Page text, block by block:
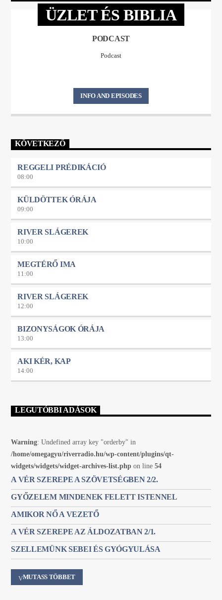
ÜZLET ÉS BIBLIA
PODCAST
Podcast
INFO AND EPISODES
KÖVETKEZŐ
REGGELI PRÉDIKÁCIÓ
08:00
KÜLDÖTTEK ÓRÁJA
09:00
RIVER SLÁGEREK
10:00
MEGTÉRŐ IMA
11:00
RIVER SLÁGEREK
12:00
BIZONYSÁGOK ÓRÁJA
13:00
AKI KÉR, KAP
14:00
LEGUTÓBBI ADÁSOK
Warning: Undefined array key "orderby" in
/home/omegagyu/riverradio.hu/wp-content/plugins/qt-
widgets/widgets/widget-archives-list.php on line54
A VÉR SZEREPE A SZÖVETSÉGBEN 2/2.
GYŐZELEM MINDENEK FELETT ISTENNEL
AMIKOR NŐ A VEZETŐ
A VÉR SZEREPE AZ ÁLDOZATBAN 2/1.
SZELLEMÜNK SEBEI ÉS GYÓGYULÁSA
MUTASS TÖBBET